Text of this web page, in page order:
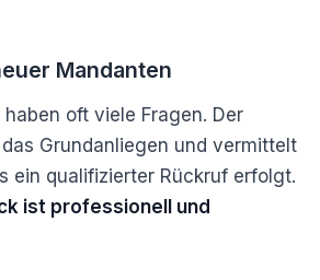
Mandanten
oft viele Fragen. Der
Grundanliegen und vermittelt
ein qualifizierter Rückruf erfolgt.
ist professionell und